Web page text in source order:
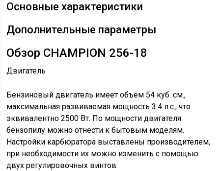
Основные характеристики
Дополнительные параметры
Обзор CHAMPION 256-18
Двигатель
Бензиновый двигатель имеет объём 54 куб. см.,
максимальная развиваемая мощность 3.4 л.с., что
эквивалентно 2500 Вт. По мощности двигателя
бензопилу можно отнести к бытовым моделям.
Настройки карбюратора выставлены производителем,
при необходимости их можно изменить с помощью
двух регулировочных винтов.